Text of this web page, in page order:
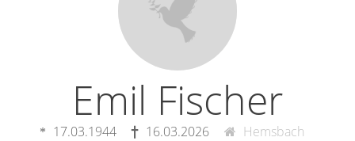
Emil Fischer
17.03.1944 16.03.2026 Hemsbach